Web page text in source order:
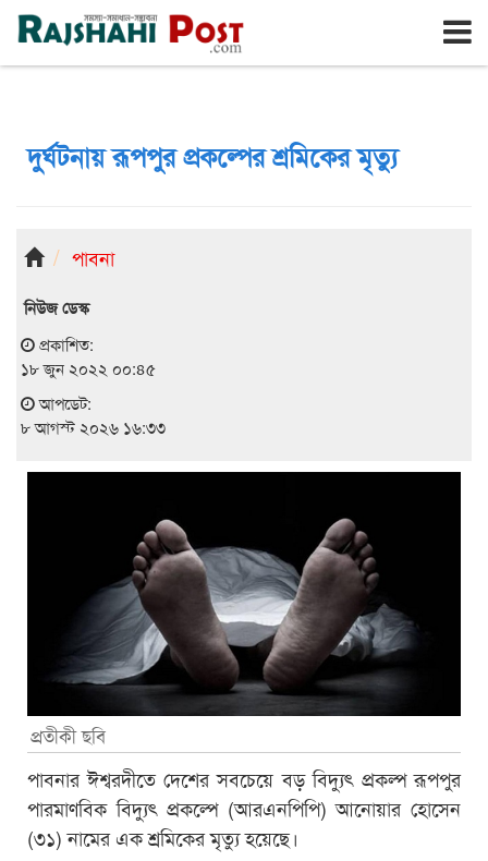
রাজশাহী শনিবার, ৮ই আগস্ট ২০২৬, ২৫শে শ্রাবণ ১৪৩৩
দুর্ঘটনায় রূপপুর প্রকল্পের শ্রমিকের মৃত্যু
পাবনা
নিউজ ডেস্ক
প্রকাশিত:
১৮ জুন ২০২২ ০০:৪৫
আপডেট:
৮ আগস্ট ২০২৬ ১৬:৩৩
প্রতীকী ছবি
পাবনার ঈশ্বরদীতে দেশের সবচেয়ে বড় বিদ্যুৎ প্রকল্প রূপপুর
পারমাণবিক বিদ্যুৎ প্রকল্পে (আরএনপিপি) আনোয়ার হোসেন
(৩১) নামের এক শ্রমিকের মৃত্যু হয়েছে।